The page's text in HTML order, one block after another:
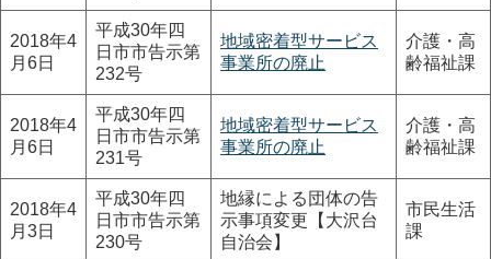
2018年4
月6日
平成30年四
日市市告示第
232号
地域密着型サービス
事業所の廃止
介護・高
齢福祉課
2018年4
月6日
平成30年四
日市市告示第
231号
地域密着型サービス
事業所の廃止
介護・高
齢福祉課
2018年4
月3日
平成30年四
日市市告示第
230号
地縁による団体の告
示事項変更【大沢台
自治会】
市民生活
課